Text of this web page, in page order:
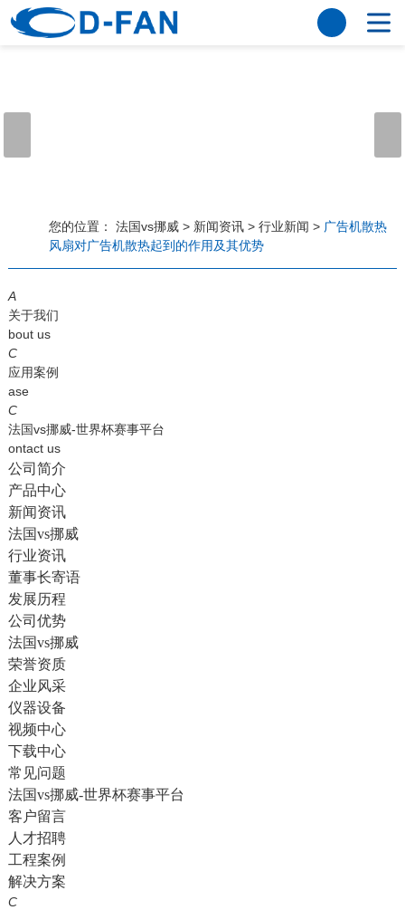
法国vs挪威
应用案例
工程案例
解决方案
新闻资讯
法国vs挪威
行业资讯
常见问题
法国vs挪威-世界杯赛事平台
您的位置： 法国vs挪威> 新闻资讯> 行业新闻 > 广告机散热
风扇对广告机散热起到的作用及其优势
A
关于我们
bout us
C
应用案例
ase
C
法国vs挪威-世界杯赛事平台
ontact us
公司简介
产品中心
新闻资讯
法国vs挪威
行业资讯
董事长寄语
发展历程
公司优势
法国vs挪威
荣誉资质
企业风采
仪器设备
视频中心
下载中心
常见问题
法国vs挪威-世界杯赛事平台
客户留言
人才招聘
工程案例
解决方案
C